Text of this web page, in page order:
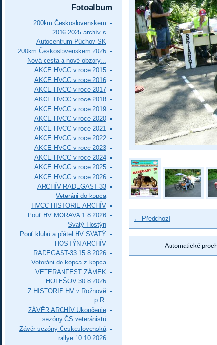
← Předchozí
Automatické
Fotoalbum
200km Československem
2016-2025 archív s
Autocentrum Púchov SK
200km Československem 2026
Nová cesta a nové obzory...
AKCE HVCC v roce 2015
AKCE HVCC v roce 2016
AKCE HVCC v roce 2017
AKCE HVCC v roce 2018
AKCE HVCC v roce 2019
AKCE HVCC v roce 2020
AKCE HVCC v roce 2021
AKCE HVCC v roce 2022
AKCE HVCC v roce 2023
AKCE HVCC v roce 2024
AKCE HVCC v roce 2025
AKCE HVCC v roce 2026
ARCHÍV RADEGAST-33
Veteráni do kopca
HVCC HISTORIE ARCHÍV
Pouť HV MORAVA 1.8.2026
Svatý Hostýn
Pouť klubů a přátel HV SVATÝ
HOSTÝN ARCHÍV
RADEGAST-33 15.8.2026
Veteráni do kopca z kopca
VETERANFEST ZÁMEK
HOLEŠOV 30.8.2026
Z HISTORIE HV v Rožnově
p.R.
ZÁVĚR ARCHÍV Ukončenie
sezóny ČS veteránistů
Závěr sezóny Československá
rallye 10.10.2026